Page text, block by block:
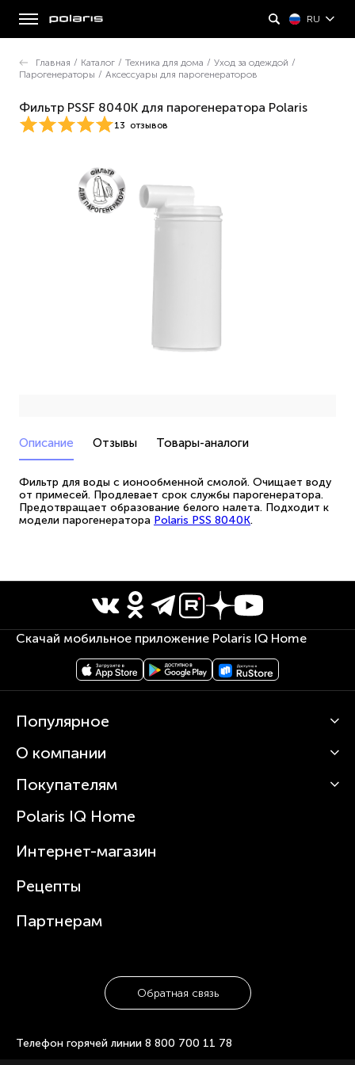
RU
Главная / Каталог / Техника для дома / Уход за одеждой /
Парогенераторы / Аксессуары для парогенераторов
Фильтр PSSF 8040K для парогенератора Polaris
13 отзывов
Описание Отзывы Товары-аналоги
Фильтр для воды с ионообменной смолой. Очищает воду
от примесей. Продлевает срок службы парогенератора.
Предотвращает образование белого налета. Подходит к
модели парогенератора Polaris PSS 8040K.
Скачай мобильное приложение Polaris IQ Home
Популярное
Кофемашины
Вертикальные пылесосы
Зубные щетки и ирригаторы
Увлажнители
Посуда
О компании
О Polaris
Статьи
Покупателям
Сервисные центры
Где купить
Polaris IQ Home
Интернет-магазин
Рецепты
Партнерам
Обратная связь
Телефон горячей линии 8 800 700 11 78